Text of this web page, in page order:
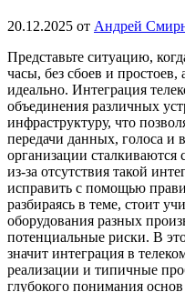
20.12.2025 от Андрей
Представьте ситуацию,
часы, без сбоев и простоев,
идеально. Интеграция
объединения различных
инфраструктуру, что
передачи данных, голоса и
организации
из-за отсутствия такой
исправить с помощью
разбираясь в теме, стоит
оборудования разных
потенциальные риски. В
значит интеграция в
реализации и типичные
глубокого понимания